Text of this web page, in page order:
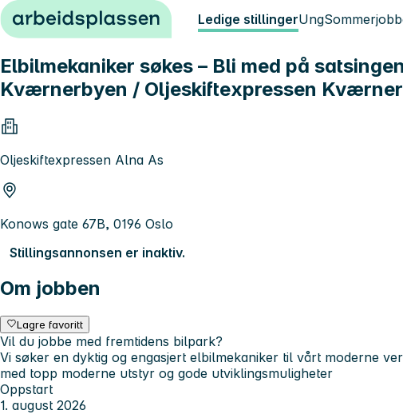
Hopp til innhold Ledige stillingerUng
Elbilmekaniker søkes – Bli med på
Kværnerbyen / Oljeskiftexpressen
Oljeskiftexpressen Alna As
Konows gate 67B, 0196 Oslo
Stillingsannonsen er inaktiv.
Om jobben
Lagre favoritt
Vil du jobbe med fremtidens bilpark?
Vi søker en dyktig og engasjert elbilmekaniker til vårt moderne
med topp moderne utstyr og gode utviklingsmuligheter
Oppstart
1. august 2026